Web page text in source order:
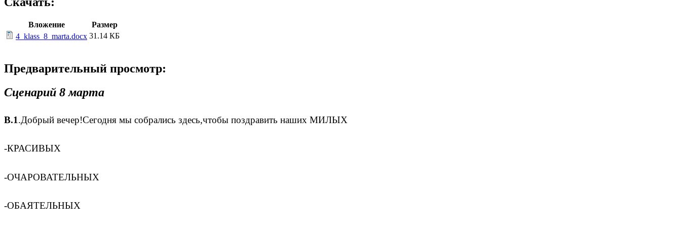
Вложение
Размер
4_klass_8_marta.docx 31.14 КБ
Предварительный просмотр:
Сценарий 8 марта
В.1.Добрый вечер!Сегодня мы собрались здесь,чтобы поздравить наших МИЛЫХ
-КРАСИВЫХ
-ОЧАРОВАТЕЛЬНЫХ
-ОБАЯТЕЛЬНЫХ